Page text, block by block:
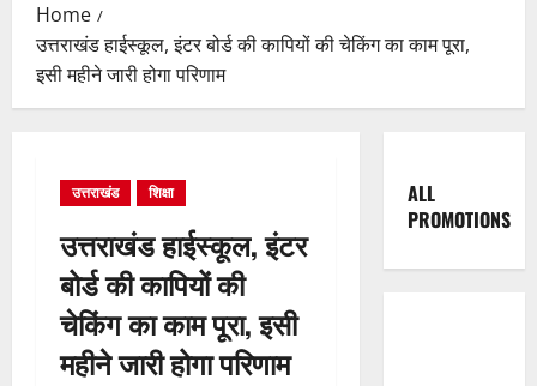
Home
उत्तराखंड हाईस्कूल, इंटर बोर्ड की कापियों की चेकिंग का काम पूरा,
इसी महीने जारी होगा परिणाम
उत्तराखंड शिक्षा
उत्तराखंड हाईस्कूल, इंटर
बोर्ड की कापियों की
चेकिंग का काम पूरा, इसी
महीने जारी होगा परिणाम
ALL
PROMOTIONS